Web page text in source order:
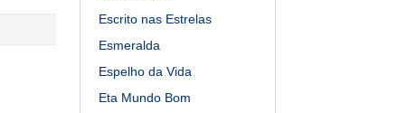
Escrito nas Estrelas
Esmeralda
Espelho da Vida
Eta Mundo Bom